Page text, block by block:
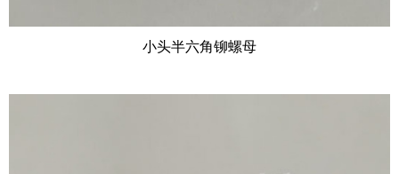
小头半六角铆螺母